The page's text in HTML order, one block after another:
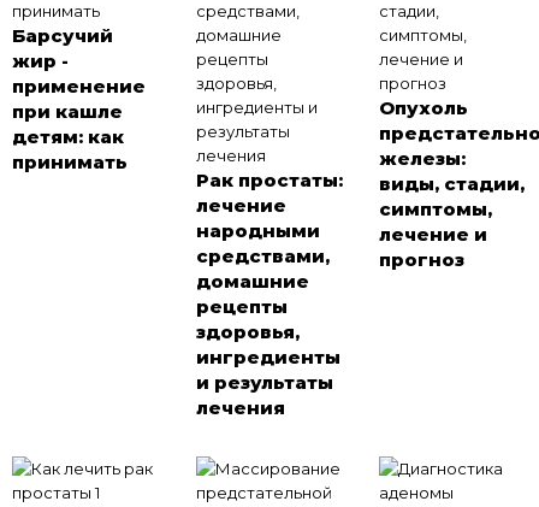
Барсучий
жир -
применение
при кашле
детям: как
принимать
Рак простаты:
лечение
народными
средствами,
домашние
рецепты
здоровья,
ингредиенты
и результаты
лечения
Опухоль
железы:
виды, стадии,
симптомы,
лечение и
прогноз